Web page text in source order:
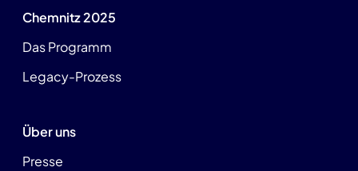
Chemnitz 2025
Das Programm
Legacy-Prozess
Über uns
Presse